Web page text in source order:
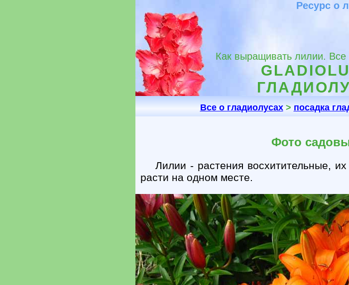
Ресурс о
Как выращивать лилии.
Все о гладиолусах> посадка
Фото
Лилии - растения восхитительные,
расти на одном месте.